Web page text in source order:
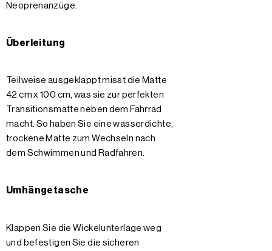
Neoprenanzüge.
Überleitung
Teilweise ausgeklappt misst die Matte
42 cm x 100 cm, was sie zur perfekten
Transitionsmatte neben dem Fahrrad
macht. So haben Sie eine wasserdichte,
trockene Matte zum Wechseln nach
dem Schwimmen und Radfahren.
Umhängetasche
Klappen Sie die Wickelunterlage weg
und befestigen Sie die sicheren